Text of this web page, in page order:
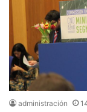
administración